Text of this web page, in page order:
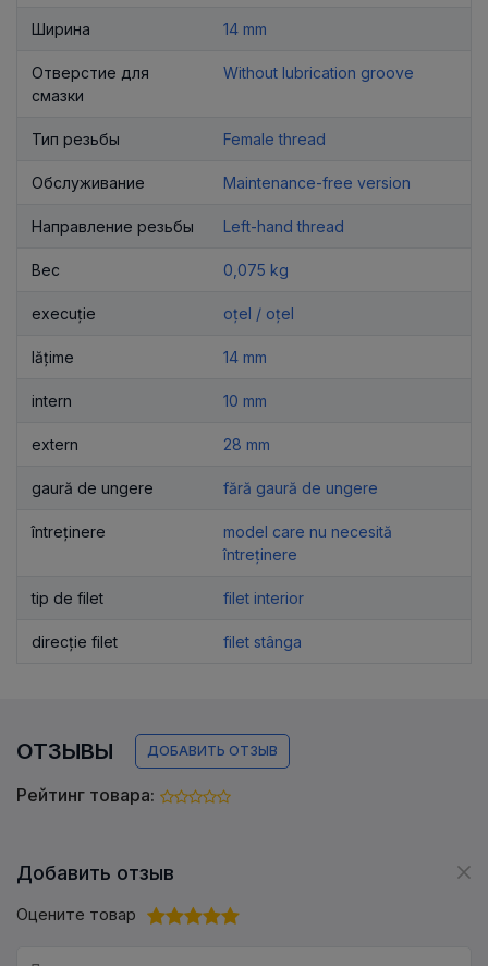
Ширина 14 mm
Отверстие для
смазки
Without lubrication groove
Тип резьбы Female thread
Обслуживание Maintenance-free version
Направление резьбы Left-hand thread
Вес 0,075 kg
execuție oțel / oțel
lățime 14 mm
intern 10 mm
extern 28 mm
gaură de ungere fără gaură de ungere
întreținere
model care nu necesită
întreținere
tip de filet filet interior
direcție filet filet stânga
ОТЗЫВЫ ДОБАВИТЬ ОТЗЫВ
Рейтинг товара:
Добавить отзыв
Оцените товар